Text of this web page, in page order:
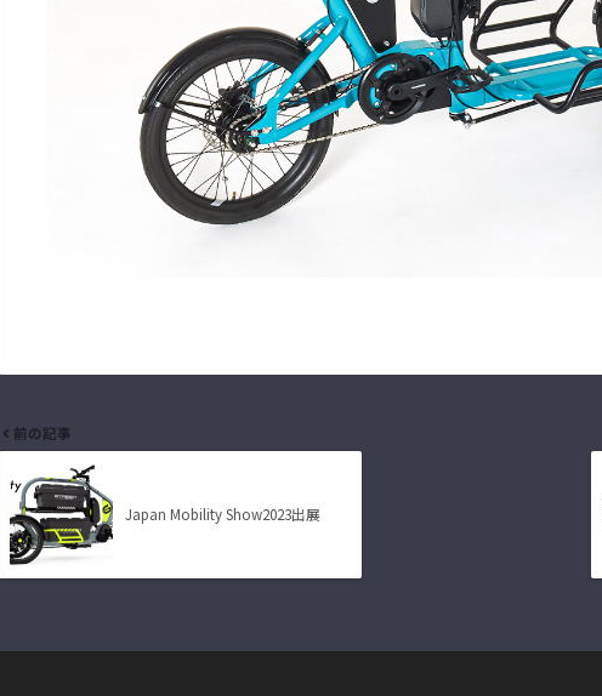
前の記事
Japan Mobility Show2023出展